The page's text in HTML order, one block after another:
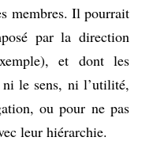
membres. Il pourrait
par la direction
et dont les
ni le sens, ni l’utilité,
ou pour ne pas
leur hiérarchie.